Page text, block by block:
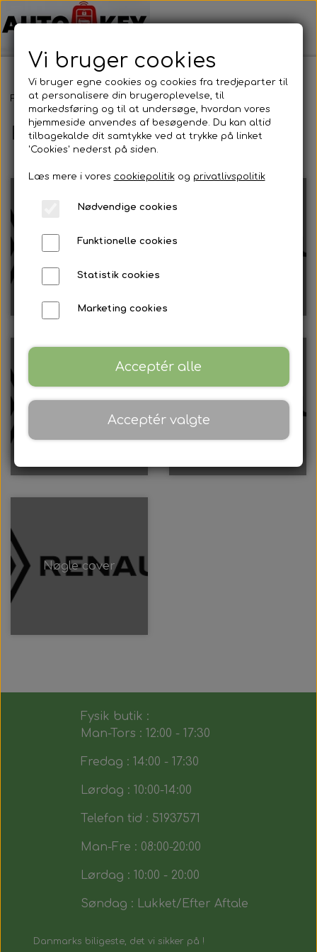
Forside Bilnøgler Renault
Renault
Fjernbetjening
Nøgle cover
Fysik butik :
Man-Tors : 12:00 - 17:30
Fredag : 14:00 - 17:30
Lørdag : 10:00-14:00
Telefon tid : 51937571
Man-Fre : 08:00-20:00
Lørdag : 10:00 - 20:00
Søndag : Lukket/Efter Aftale
Danmarks biligeste, det vi sikker på !
Vi bruger cookies
Vi bruger egne cookies og cookies fra tredjeparter til
at personalisere din brugeroplevelse, til
markedsføring og til at undersøge, hvordan vores
hjemmeside anvendes af besøgende. Du kan altid
tilbagekalde dit samtykke ved at trykke på linket
'Cookies' nederst på siden.
Læs mere i vores cookiepolitikog privatlivspolitik
Nødvendige cookies
Funktionelle cookies
Statistik cookies
Marketing cookies
Acceptér alle
Acceptér valgte